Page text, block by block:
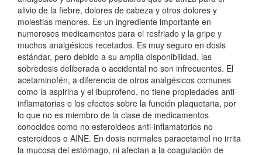
alivio de la fiebre, dolores de cabeza y otros dolores y
molestias menores. Es un ingrediente importante en
numerosos medicamentos para el resfriado y la gripe y
muchos analgésicos recetados. Es muy seguro en dosis
estándar, pero debido a su amplia disponibilidad, las
sobredosis deliberada o accidental no son infrecuentes. El
acetaminofén, a diferencia de otros analgésicos comunes
como la aspirina y el ibuprofeno, no tiene propiedades anti-
inflamatorias o los efectos sobre la función plaquetaria, por
lo que no es miembro de la clase de medicamentos
conocidos como no esteroideos anti-inflamatorios no
esteroideos o AINE. En dosis normales paracetamol no irrita
la mucosa del estómago, ni afectan a la coagulación de